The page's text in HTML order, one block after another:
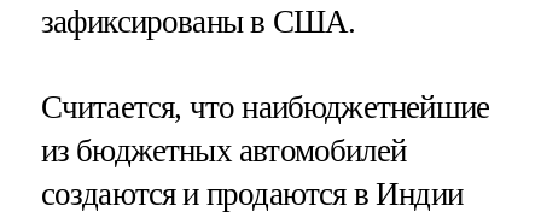
зафиксированы в США.
Считается, что наибюджетнейшие
из бюджетных автомобилей
создаются и продаются в Индии